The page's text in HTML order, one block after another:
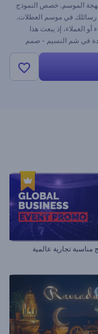
الموسم. خصص النموذج
في موسم العطلات.
العملاء، إذ يبعث هذا
في شم النسيم - صمم
مناسبة تجارية عالمية